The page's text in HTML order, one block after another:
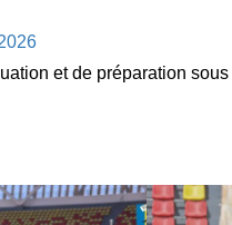
et de préparation